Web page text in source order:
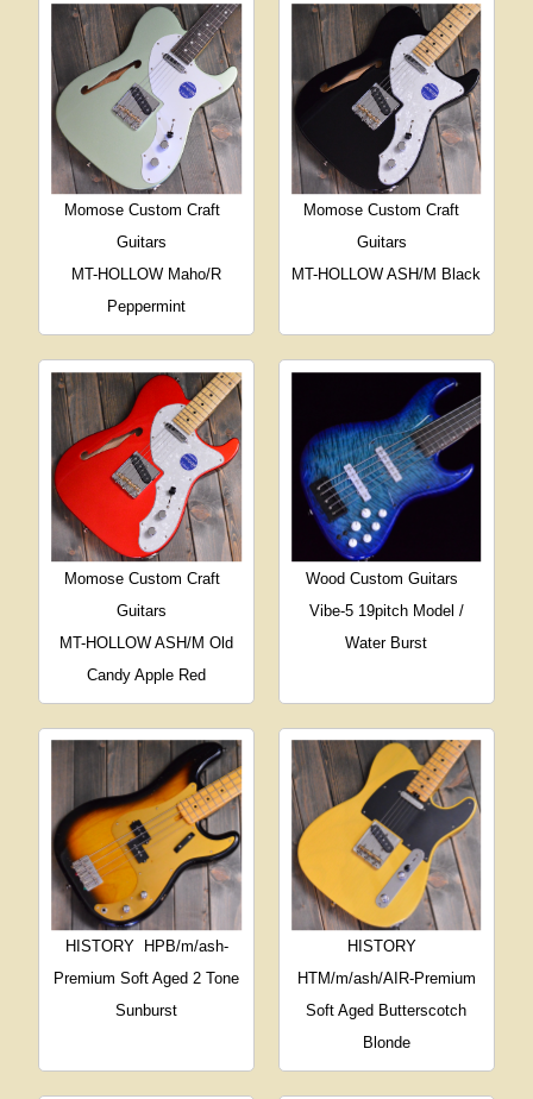
Momose Custom Craft
Guitars
MT-HOLLOW Maho/R
Peppermint
Momose Custom Craft
Guitars
MT-HOLLOW ASH/M Black
Momose Custom Craft
Guitars
MT-HOLLOW ASH/M Old
Candy Apple Red
Wood Custom Guitars
Vibe-5 19pitch Model /
Water Burst
HISTORY
HPB/m/ash-
Premium Soft Aged 2 Tone
Sunburst
HISTORY
HTM/m/ash/AIR-Premium
Soft Aged Butterscotch
Blonde